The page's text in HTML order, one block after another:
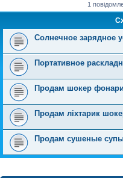
1
Солнечное зарядное
Портативное
Продам шокер
Продам ліхтарик
Продам сушеные